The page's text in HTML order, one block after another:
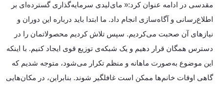
مقدسی در ادامه عنوان کرد:« مای‌لیدی سرمایه‌گذاری گسترده‌ای بر
اطلاع‌رسانی و آگاه‌سازی انجام داد. ما ابتدا باید درباره‌ این دوران و
نیازهای آن صحبت می‌کردیم. سپس تلاش کردیم محصولاتمان را در
دسترس همگان قرار دهیم و یک شبکه‌ی توزیع قوی ایجاد کنیم. با اینکه
این موضوع به‌صورت ماهانه و منظم تکرار می‌شود، متوجه شدیم که
گاهی اوقات خانم‌ها ممکن است غافلگیر شوند. بنابراین، در مکان‌هایی